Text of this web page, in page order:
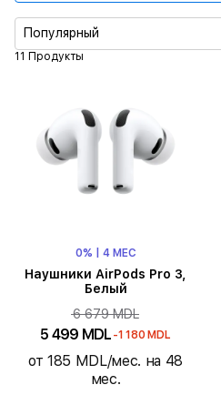
Тип зарядки
11 Продукты
Популярный
0% | 4 МЕС
Наушники AirPods Pro 3,
Белый
6 679 MDL
5 499 MDL -1 180 MDL
от 185 MDL/мес. на 48
мес.